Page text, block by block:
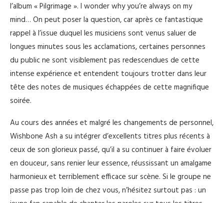
l’album « Pilgrimage ». I wonder why you’re always on my
mind… On peut poser la question, car après ce fantastique
rappel à l’issue duquel les musiciens sont venus saluer de
longues minutes sous les acclamations, certaines personnes
du public ne sont visiblement pas redescendues de cette
intense expérience et entendent toujours trotter dans leur
tête des notes de musiques échappées de cette magnifique
soirée.
Au cours des années et malgré les changements de personnel,
Wishbone Ash a su intégrer d’excellents titres plus récents à
ceux de son glorieux passé, qu’il a su continuer à faire évoluer
en douceur, sans renier leur essence, réussissant un amalgame
harmonieux et terriblement efficace sur scène. Si le groupe ne
passe pas trop loin de chez vous, n’hésitez surtout pas : un